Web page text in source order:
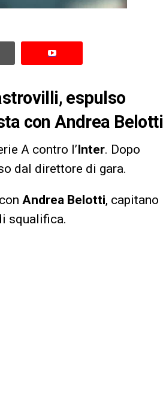
espulso
con Andrea Belotti
A contro l’Inter. Dopo
dal direttore di gara.
Andrea Belotti, capitano
squalifica.